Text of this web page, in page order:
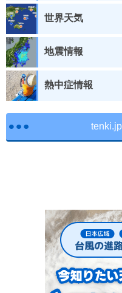
世界天気
地震情報
熱中症情報